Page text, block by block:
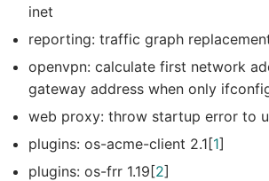
inet
reporting: traffic graph
openvpn: calculate first network
gateway address when only
web proxy: throw startup error to
plugins: os-acme-client 2.1[1]
plugins: os-frr 1.19[2]